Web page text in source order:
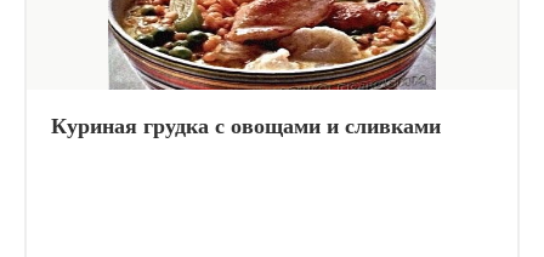
Куриная грудка с овощами и сливками